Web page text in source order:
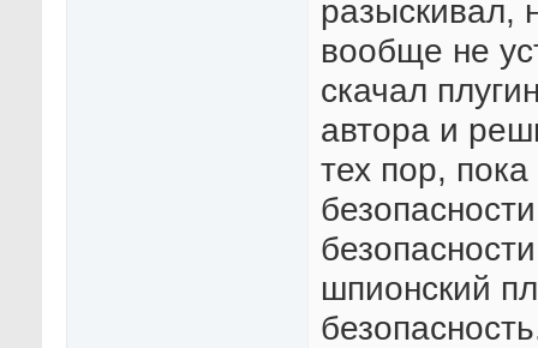
разыскивал,
вообще не
скачал
автора и
тех пор,
шпионский